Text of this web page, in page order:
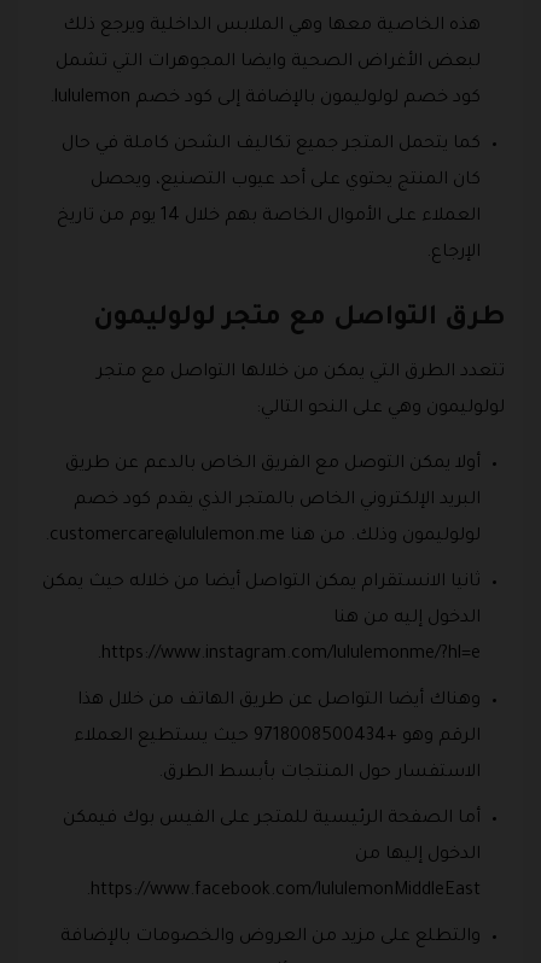
هذه الخاصية معها وهي الملابس الداخلية ويرجع ذلك
لبعض الأغراض الصحية وايضا المجوهرات التي تشمل
كود خصم لولوليمون بالإضافة إلى كود خصم lululemon.
كما يتحمل المتجر جميع تكاليف الشحن كاملة في حال
كان المنتج يحتوي على أحد عيوب التصنيع، ويحصل
العملاء على الأموال الخاصة بهم خلال 14 يوم من تاريخ
الإرجاع.
طرق التواصل مع متجر لولوليمون
تتعدد الطرق التي يمكن من خلالها التواصل مع متجر
لولوليمون وهي على النحو التالي:
أولا يمكن التوصل مع الفريق الخاص بالدعم عن طريق
البريد الإلكتروني الخاص بالمتجر الذي يقدم كود خصم
لولوليمون وذلك. من هنا customercare@lululemon.me
.
ثانيا الانستقرام يمكن التواصل أيضا من خلاله حيث يمكن
الدخول إليه من هنا
https://www.instagram.com/lululemonme/?hl=e.
وهناك أيضا التواصل عن طريق الهاتف من خلال هذا
الرقم وهو +9718008500434 حيث يستطيع العملاء
الاستفسار حول المنتجات بأبسط الطرق.
أما الصفحة الرئيسية للمتجر على الفيس بوك فيمكن
الدخول إليها من
https://www.facebook.com/lululemonMiddleEast.
والتطلع على مزيد من العروض والخصومات بالإضافة